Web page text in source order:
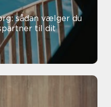
sådan vælger du
til dit